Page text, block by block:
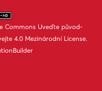
Commons Uveďte původ-
4.0 Mezinárodní License.